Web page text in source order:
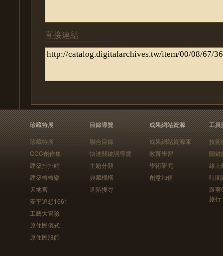
直接連結
珍藏特展
珍藏特展
CCC創作集
建築排排站
建築轉轉樂
天地宮
安平追想1661
工藝大冒險
原住民儀式
原住民服飾
目錄導覽
聯合目錄
快速關鍵詞導覽
主題分類
典藏機構
進階搜尋
成果網站資源
成果網站資源庫
教育學習
學術研究
創意加值
工具
技術
關鍵
線上
時間
跟
旅行